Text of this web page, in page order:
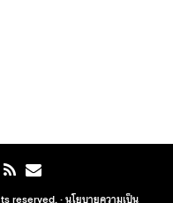
reserved. ·นโยบายความเป็น